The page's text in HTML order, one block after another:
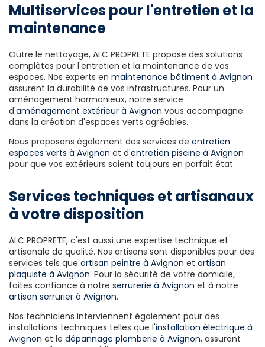
Multiservices pour l'entretien et la
maintenance
Outre le nettoyage, ALC PROPRETE propose des solutions
complètes pour l'entretien et la maintenance de vos
espaces. Nos experts en maintenance bâtiment à Avignon
assurent la durabilité de vos infrastructures. Pour un
aménagement harmonieux, notre service
d'aménagement extérieur à Avignon vous accompagne
dans la création d'espaces verts agréables.
Nous proposons également des services de entretien
espaces verts à Avignon et d'entretien piscine à Avignon
pour que vos extérieurs soient toujours en parfait état.
Services techniques et artisanaux
à votre disposition
ALC PROPRETE, c'est aussi une expertise technique et
artisanale de qualité. Nos artisans sont disponibles pour des
services tels que artisan peintre à Avignon et artisan
plaquiste à Avignon. Pour la sécurité de votre domicile,
faites confiance à notre serrurerie à Avignon et à notre
artisan serrurier à Avignon.
Nos techniciens interviennent également pour des
installations techniques telles que l'installation électrique à
Avignon et le dépannage plomberie à Avignon, assurant